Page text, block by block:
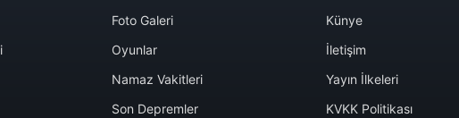
Foto Galeri
Oyunlar
Namaz Vakitleri
Son Depremler
Künye
İletişim
Yayın İlkeleri
KVKK Politikası